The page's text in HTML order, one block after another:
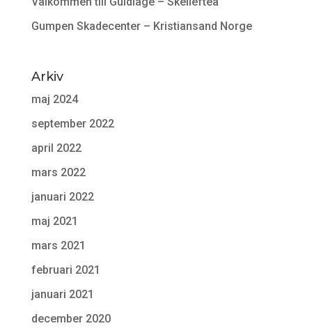
Gumpen Skadecenter – Kristiansand Norge
Arkiv
maj 2024
september 2022
april 2022
mars 2022
januari 2022
maj 2021
mars 2021
februari 2021
januari 2021
december 2020